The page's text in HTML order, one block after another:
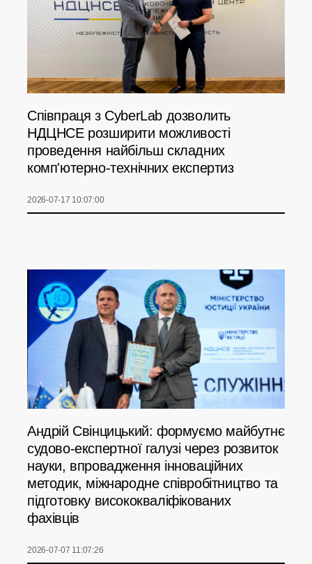
Співпраця з CyberLab дозволить
НДЦНСЕ розширити можливості
проведення найбільш складних
комп'ютерно-технічних експертиз
2026-07-17 10:07:00
Андрій Свінцицький: формуємо майбутнє
судово-експертної галузі через розвиток
науки, впровадження інноваційних
методик, міжнародне співробітництво та
підготовку висококваліфікованих
фахівців
2026-07-07 11:07:26